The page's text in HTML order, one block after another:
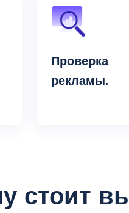
Проверка
рекламы.
стоит